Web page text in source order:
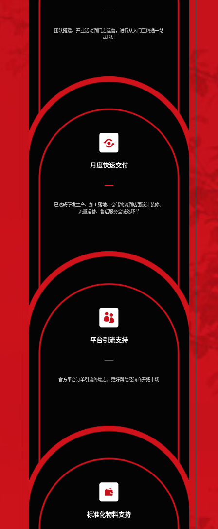
团队搭建、开业活动到门店运营，进行从入门至精通一站
式培训
月度快速交付
已达成研发生产、加工落地、仓储物流到店面设计装修、
流量运营、售后服务全链路环节
平台引流支持
官方平台订单引流终端店，更好帮助经销商开拓市场
标准化物料支持